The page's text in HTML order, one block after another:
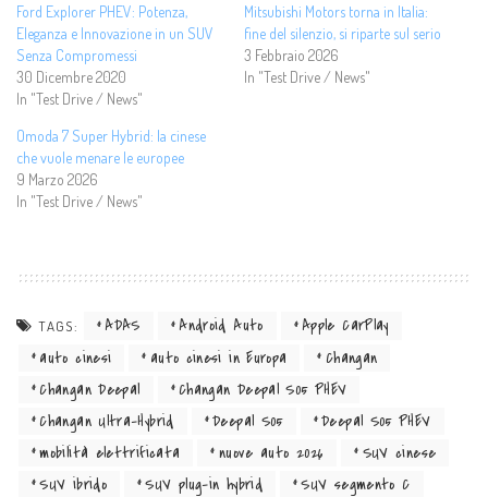
Ford Explorer PHEV: Potenza,
Eleganza e Innovazione in un SUV
Senza Compromessi
30 Dicembre 2020
In "Test Drive / News"
Mitsubishi Motors torna in Italia:
fine del silenzio, si riparte sul serio
3 Febbraio 2026
In "Test Drive / News"
Omoda 7 Super Hybrid: la cinese
che vuole menare le europee
9 Marzo 2026
In "Test Drive / News"
TAGS: ADAS Android Auto
Apple CarPlay
auto cinesi
auto cinesi in Europa
Changan
Changan Deepal
Changan Deepal S05 PHEV
Changan Ultra-Hybrid
Deepal S05
Deepal S05 PHEV
mobilità elettrificata
nuove auto 2026
SUV cinese
SUV ibrido
SUV plug-in hybrid
SUV segmento C